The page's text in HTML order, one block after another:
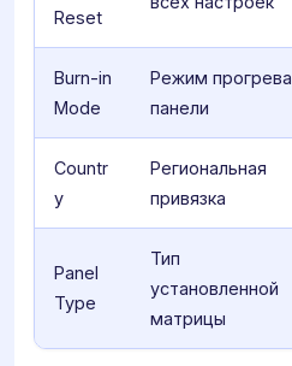
Reset
Burn-in
Mode
Режим прогрева
панели
Countr
y
Региональная
привязка
Panel
Type
Тип
установленной
матрицы